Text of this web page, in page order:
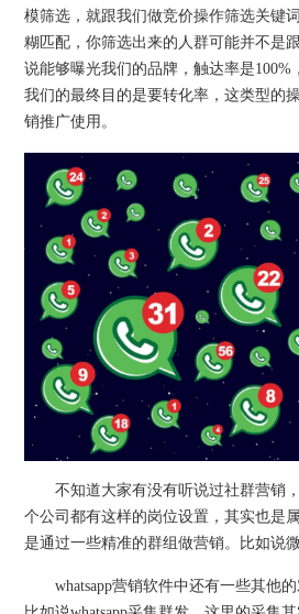
模筛选，就跟我们做竞价操作筛选关键
糊匹配，你筛选出来的人群可能并不是
说能够曝光我们的品牌，触达率是100%
我们的最终目的是要转化率，这类型的
销推广使用。
不知道大家有没有听说过社群营销，
个公司都有这样的岗位设置，其实也是
是通过一些精准的群组做营销。比如说
whatsapp营销软件中还有一些其他的